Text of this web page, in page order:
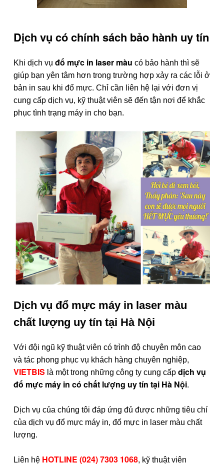
Dịch vụ có chính sách bảo hành uy tín
Khi dịch vụ đổ mực in laser màu có bảo hành thì sẽ
giúp bạn yên tâm hơn trong trường hợp xảy ra các lỗi ở
bản in sau khi đổ mực. Chỉ cần liên hệ lại với đơn vị
cung cấp dịch vụ, kỹ thuật viên sẽ đến tận nơi để khắc
phục tình trạng máy in cho bạn.
Dịch vụ đổ mực máy in laser màu
chất lượng uy tín tại Hà Nội
Với đội ngũ kỹ thuật viên có trình độ chuyên môn cao
và tác phong phục vụ khách hàng chuyên nghiệp,
VIETBIS là một trong những công ty cung cấp dịch vụ
đổ mực máy in có chất lượng uy tín tại Hà Nội.
Dịch vụ của chúng tôi đáp ứng đủ được những tiêu chí
của dịch vụ đổ mực máy in, đổ mực in laser màu chất
lượng.
Liên hệ HOTLINE (024) 7303 1068, kỹ thuật viên